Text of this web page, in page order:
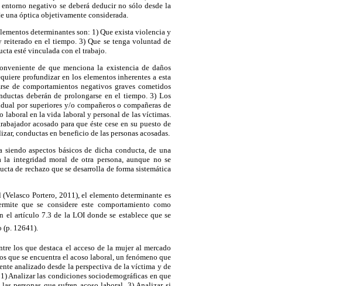
negativo se deberá deducir no sólo desde la
óptica objetivamente considerada.
determinantes son: 1) Que exista violencia y
en el tiempo. 3) Que se tenga voluntad de
esté vinculada con el trabajo.
de que menciona la existencia de daños
profundizar en los elementos inherentes a esta
de comportamientos negativos graves cometidos
deberán de prolongarse en el tiempo. 3) Los
por superiores y/o compañeros o compañeras de
laboral en la vida laboral y personal de las víctimas.
acosado para que éste cese en su puesto de
conductas en beneficio de las personas acosadas.
aspectos básicos de dicha conducta, de una
integridad moral de otra persona, aunque no se
de rechazo que se desarrolla de forma sistemática
Portero, 2011), el elemento determinante es
que se considere este comportamiento como
artículo 7.3 de la LOI donde se establece que se
(p. 12641).
los que destaca el acceso de la mujer al mercado
que se encuentra el acoso laboral, un fenómeno que
analizado desde la perspectiva de la víctima y de
Analizar las condiciones sociodemográficas en que